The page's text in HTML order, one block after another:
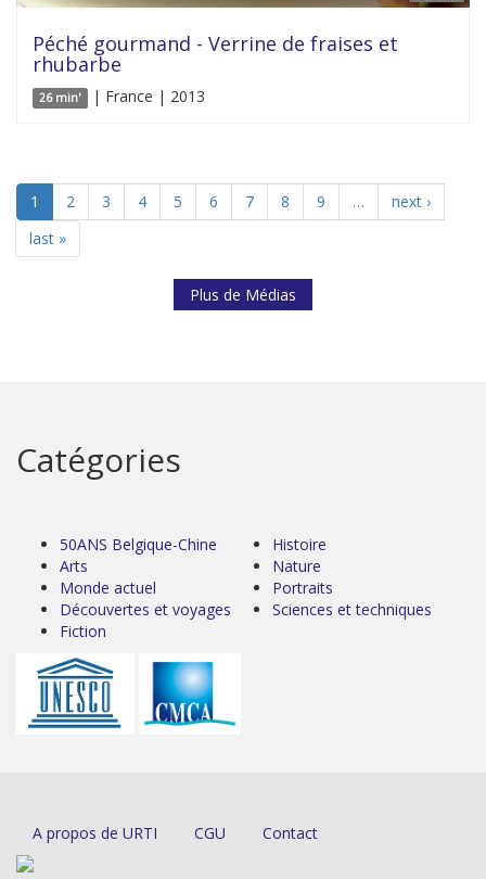
Péché gourmand - Verrine de fraises et
rhubarbe
26 min' | France | 2013
1 2 3 4 5 6 7 8 9 …
next ›
last »
Plus de Médias
Catégories
50ANS Belgique-Chine
Arts
Monde actuel
Découvertes et voyages
Fiction
Histoire
Nature
Portraits
Sciences et techniques
A propos de URTI CGU Contact